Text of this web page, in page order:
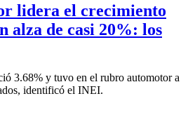
lidera el crecimiento
alza de casi 20%: los
3.68% y tuvo en el rubro automotor a
identificó el INEI.